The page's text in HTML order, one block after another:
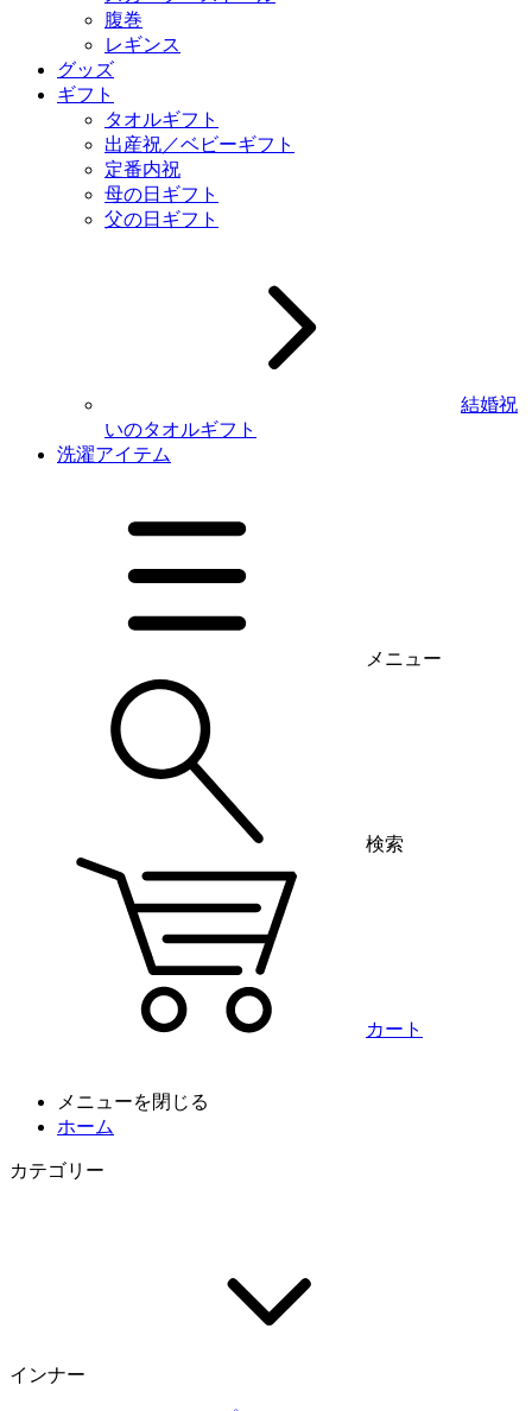
腹巻
レギンス
グッズ
ギフト
タオルギフト
出産祝／ベビーギフト
定番内祝
母の日ギフト
父の日ギフト
結婚祝
いのタオルギフト
洗濯アイテム
メニュー
検索
カート
メニューを閉じる
ホーム
カテゴリー
インナー